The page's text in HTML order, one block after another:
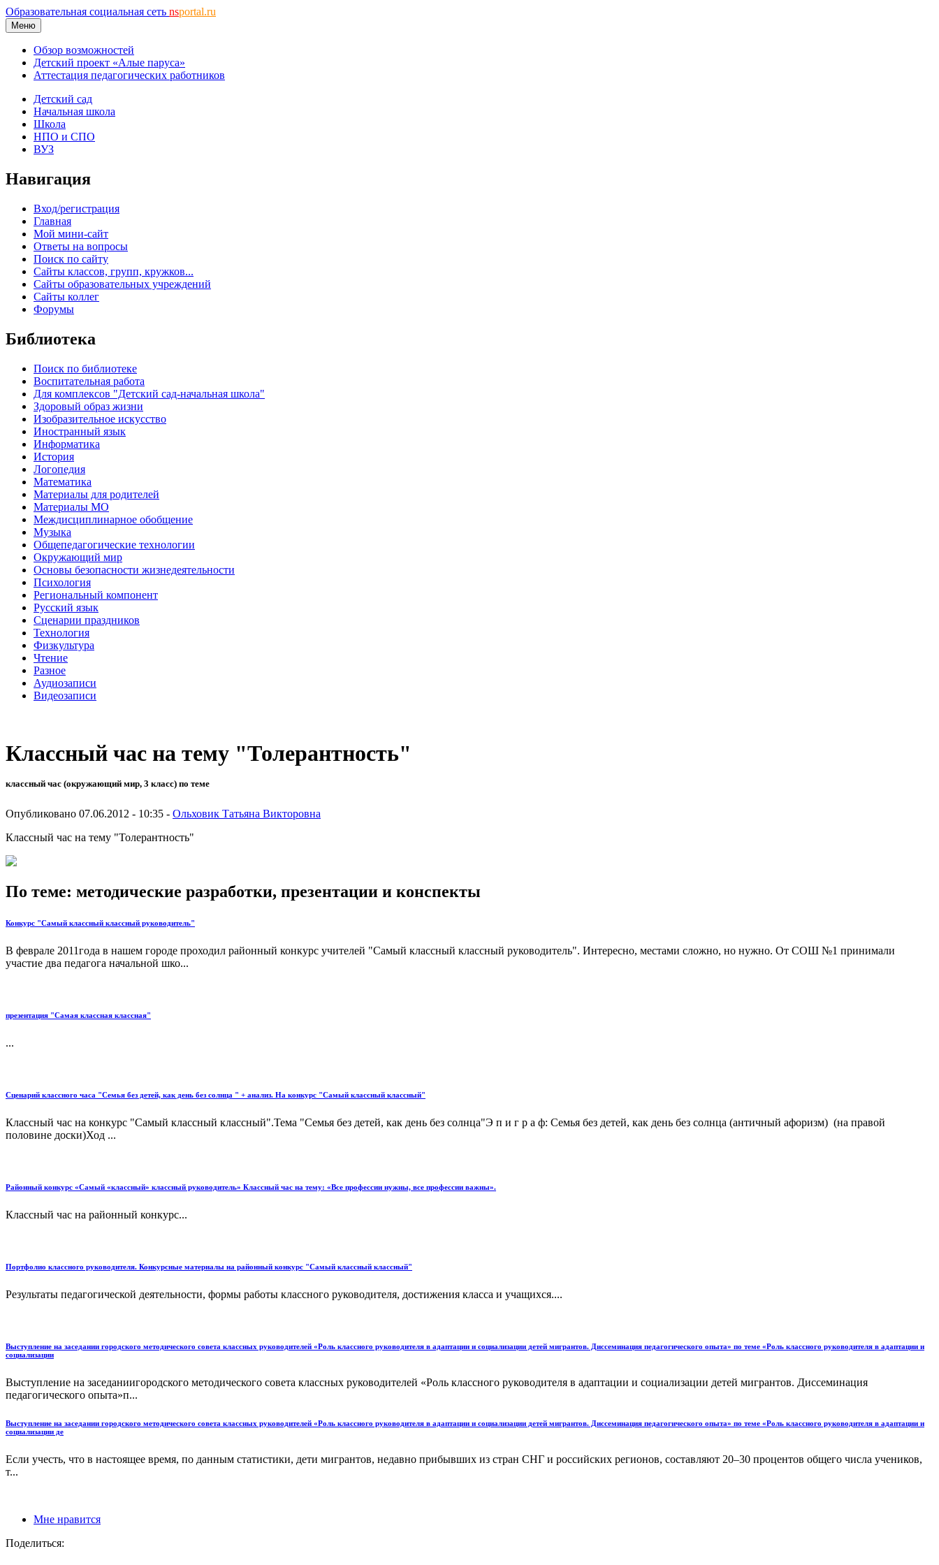
Образовательная социальная сеть nsportal.ru
Меню
Обзор возможностей
Детский проект «Алые паруса»
Аттестация педагогических работников
Детский сад
Начальная школа
Школа
НПО и СПО
ВУЗ
Навигация
Вход/регистрация
Главная
Мой мини-сайт
Ответы на вопросы
Поиск по сайту
Сайты классов, групп, кружков...
Сайты образовательных учреждений
Сайты коллег
Форумы
Библиотека
Поиск по библиотеке
Воспитательная работа
Для комплексов "Детский сад-начальная школа"
Здоровый образ жизни
Изобразительное искусство
Иностранный язык
Информатика
История
Логопедия
Математика
Материалы для родителей
Материалы МО
Междисциплинарное обобщение
Музыка
Общепедагогические технологии
Окружающий мир
Основы безопасности жизнедеятельности
Психология
Региональный компонент
Русский язык
Сценарии праздников
Технология
Физкультура
Чтение
Разное
Аудиозаписи
Видеозаписи
Классный час на тему "Толерантность"
классный час (окружающий мир, 3 класс) по теме
Опубликовано 07.06.2012 - 10:35 - Ольховик Татьяна Викторовна
Классный час на тему "Толерантность"
По теме: методические разработки, презентации и конспекты
Конкурс "Самый классный классный руководитель"
В феврале 2011года в нашем городе проходил районный конкурс учителей "Самый классный классный руководитель". Интересно, местами сложно, но нужно. От СОШ №1 принимали
участие два педагога начальной шко...
презентация "Самая классная классная"
...
Сценарий классного часа "Семья без детей, как день без солнца " + анализ. На конкурс "Самый классный классный"
Классный час на конкурс "Самый классный классный".Тема "Семья без детей, как день без солнца"Э п и г р а ф: Семья без детей, как день без солнца (античный афоризм) (на правой
половине доски)Ход ...
Районный конкурс «Самый «классный» классный руководитель» Классный час на тему: «Все профессии нужны, все профессии важны».
Классный час на районный конкурс...
Портфолио классного руководителя. Конкурсные материалы на районный конкурс "Самый классный классный"
Результаты педагогической деятельности, формы работы классного руководителя, достижения класса и учащихся....
Выступление на заседании городского методического совета классных руководителей «Роль классного руководителя в адаптации и социализации детей мигрантов. Диссеминация педагогического опыта» по теме «Роль классного руководителя в адаптации и
социализации
Выступление на заседаниигородского методического совета классных руководителей «Роль классного руководителя в адаптации и социализации детей мигрантов. Диссеминация
педагогического опыта»п...
Выступление на заседании городского методического совета классных руководителей «Роль классного руководителя в адаптации и социализации детей мигрантов. Диссеминация педагогического опыта» по теме «Роль классного руководителя в адаптации и
социализации де
Если учесть, что в настоящее время, по данным статистики, дети мигрантов, недавно прибывших из стран СНГ и российских регионов, составляют 20–30 процентов общего числа учеников,
т...
Мне нравится
Поделиться: